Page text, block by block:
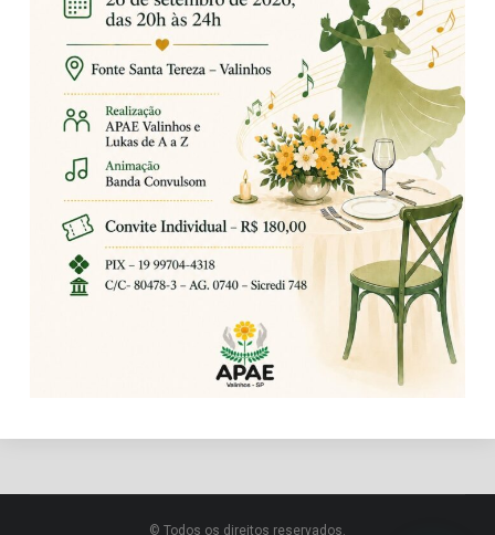
© Todos os direitos reservados.